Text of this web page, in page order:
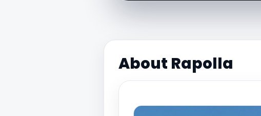
About Rapolla